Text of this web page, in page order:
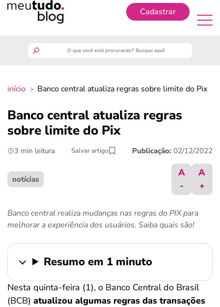
Cadastrar
finanças
benefícios
crédito fácil
ferramentas
início Banco central atualiza regras sobre limite do Pix
Banco central atualiza regras
sobre limite do Pix
3 min leitura Salvar artigo Publicação: 02/12/2022
notícias
A
-
A
+
Banco central realiza mudanças nas regras do PIX para
melhorar a experiência dos usuários. Saiba quais são!
Resumo em 1 minuto
Nesta quinta-feira (1), o Banco Central do Brasil
(BCB) atualizou algumas regras das transações